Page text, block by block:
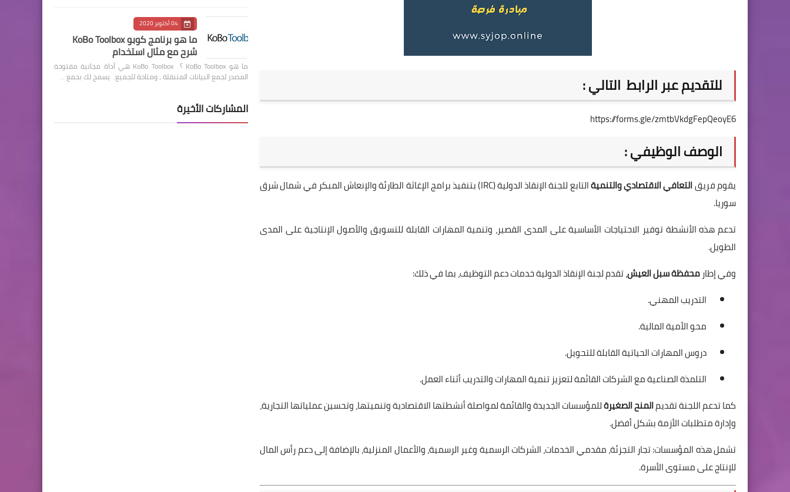
للتقديم عبر الرابط التالي :
https://forms.gle/zmtbVkdgFepQeoyE6
الوصف الوظيفي :
يقوم فريقالتعافي الاقتصادي والتنمية
التابع للجنة الإنقاذ الدولية (IRC) بتنفيذ برامج الإغاثة الطارئة والإنعاش المبكر في شمال شرق
سوريا.
تدعم هذه الأنشطة توفير الاحتياجات الأساسية على المدى القصير، وتنمية المهارات القابلة للتسويق والأصول الإنتاجية على المدى
الطويل.
وفي إطار محفظة سبل العيش، تقدم لجنة الإنقاذ الدولية خدمات دعم التوظيف، بما في ذلك:
التدريب المهني.
محو الأمية المالية.
دروس المهارات الحياتية القابلة للتحويل.
التلمذة الصناعية مع الشركات القائمة لتعزيز تنمية المهارات والتدريب أثناء العمل.
كما تدعم اللجنة تقديمالمنح الصغيرةللمؤسسات الجديدة والقائمة لمواصلة أنشطتها الاقتصادية وتنميتها، وتحسين عملياتها التجارية،
وإدارة متطلبات الأزمة بشكل أفضل.
تشمل هذه المؤسسات: تجار التجزئة، مقدمي الخدمات، الشركات الرسمية وغير الرسمية، والأعمال المنزلية، بالإضافة إلى دعم رأس المال
للإنتاج على مستوى الأسرة.
04 أكتوبر 2020
ما هو برنامج كوبو KoBo Toolbox
شرح مع مثال استخدام
ما هو KoBo Toolbox ؟ KoBo Toolbox هي أداة مجانية مفتوحة
المصدر لجمع البيانات المتنقلة ، ومتاحة للجميع. يسمح لك بجمع …
المشاركات الأخيرة